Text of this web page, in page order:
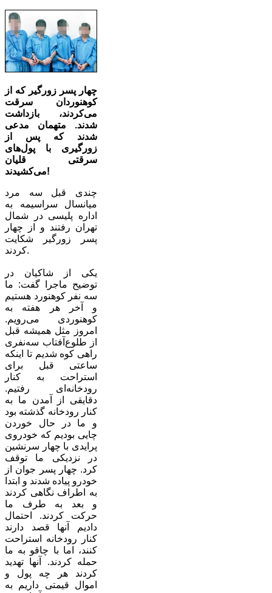
چهار پسر زورگیر که از
کوهنوردان سرقت
می‌کردند، بازداشت
شدند. متهمان مدعی
شدند که پس از
زورگیری با پول‌های
سرقتی قلیان
می‌کشیدند!
چندی قبل سه مرد
میانسال سراسیمه به
اداره پلیسی در شمال
تهران رفتند و از چهار
پسر زورگیر شکایت
کردند.
یکی از شاکیان در
توضیح ماجرا گفت: ما
سه نفر کوهنورد هستیم
و آخر هر هفته به
کوهنوردی می‌رویم.
امروز مثل همیشه قبل
از طلوع‌آفتاب سه‌نفری
راهی کوه شدیم تا اینکه
ساعتی قبل برای
استراحت به کنار
رودخانه‌ای رفتیم.
دقایقی از آمدن ما به
کنار رودخانه گذشته بود
و ما در حال خوردن
چایی بودیم که خودروی
پرایدی با چهار سرنشین
در نزدیکی ما توقف
کرد. چهار پسر جوان از
خودرو پیاده شدند و ابتدا
به اطراف نگاهی کردند
و بعد به طرف ما
حرکت کردند. احتمال
دادیم آنها قصد دارند
کنار رودخانه استراحت
کنند، اما با چاقو به ما
حمله کردند. آنها تهدید
کردند هر چه پول و
اموال قیمتی داریم به